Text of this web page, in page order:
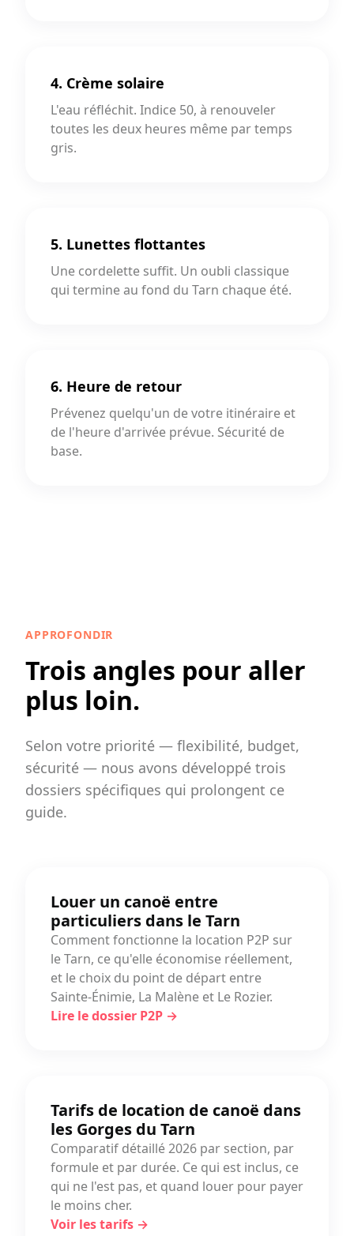
4. Crème solaire
L'eau réfléchit. Indice 50, à renouveler
toutes les deux heures même par temps
gris.
5. Lunettes flottantes
Une cordelette suffit. Un oubli classique
qui termine au fond du Tarn chaque été.
6. Heure de retour
Prévenez quelqu'un de votre itinéraire et
de l'heure d'arrivée prévue. Sécurité de
base.
APPROFONDIR
Trois angles pour aller
plus loin.
Selon votre priorité — flexibilité, budget,
sécurité — nous avons développé trois
dossiers spécifiques qui prolongent ce
guide.
Louer un canoë entre
particuliers dans le Tarn
Comment fonctionne la location P2P sur
le Tarn, ce qu'elle économise réellement,
et le choix du point de départ entre
Sainte-Énimie, La Malène et Le Rozier.
Lire le dossier P2P →
Tarifs de location de canoë dans
les Gorges du Tarn
Comparatif détaillé 2026 par section, par
formule et par durée. Ce qui est inclus, ce
qui ne l'est pas, et quand louer pour payer
le moins cher.
Voir les tarifs →